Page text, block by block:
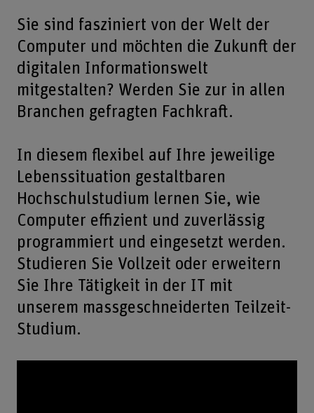
Sie sind fasziniert von der Welt der
Computer und möchten die Zukunft der
digitalen Informationswelt
mitgestalten? Werden Sie zur in allen
Branchen gefragten Fachkraft.
In diesem flexibel auf Ihre jeweilige
Lebenssituation gestaltbaren
Hochschulstudium lernen Sie, wie
Computer effizient und zuverlässig
programmiert und eingesetzt werden.
Studieren Sie Vollzeit oder erweitern
Sie Ihre Tätigkeit in der IT mit
unserem massgeschneiderten Teilzeit-
Studium.